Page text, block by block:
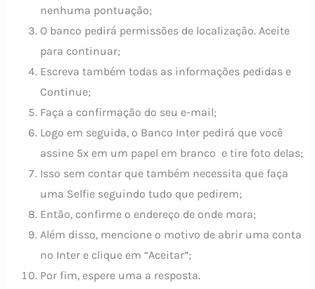
nenhuma pontuação;
O banco pedirá permissões de localização. Aceite
para continuar;
Escreva também todas as informações pedidas e
Continue;
Faça a confirmação do seu e-mail;
Logo em seguida, o Banco Inter pedirá que você
assine 5x em um papel em branco e tire foto delas;
Isso sem contar que também necessita que faça
uma Selfie seguindo tudo que pedirem;
Então, confirme o endereço de onde mora;
Além disso, mencione o motivo de abrir uma conta
no Inter e clique em “Aceitar”;
Por fim, espere uma a resposta.